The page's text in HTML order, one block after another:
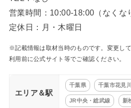
営業時間：10:00-18:00（なくな
定休日：月・木曜日
※記載情報は取材当時のものです。変更し
利用前に公式サイト等でご確認ください。
エリア＆駅
千葉県 千葉市花見
JR中央・総武線 新